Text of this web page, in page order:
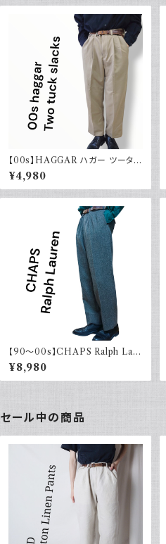
【00s】HAGGAR ハガー ツータッ
クスラックス ポリエステル ベージ
ュ 古着 34 29
¥4,980
【90～00s】CHAPS Ralph Laur
en チャップス ラルフローレン
¥8,980
セール中の商品